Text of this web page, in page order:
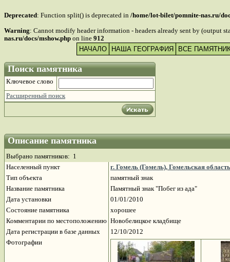
Deprecated: Function split() is deprecated in /home/lot-bilet/pomnite-nas.ru/
Warning: Cannot modify header information - headers already sent by (output
nas.ru/docs/mshow.php on line 912
НАЧАЛО НАША ГЕОГРАФИЯ ВСЕ
Поиск памятника
Ключевое слово
Расширенный поиск
Описание памятника
Выбрано памятников: 1
Населенный пункт
г. Гомель (Гомель), Гомельская
Тип объекта
памятный знак
Название памятника
Памятный знак "Побег из ада"
Дата установки
01/01/2010
Состояние памятника
хорошее
Комментарии по местоположению Новобелицкое кладбище
Дата регистрации в базе данных
12/10/2012
Фотографии